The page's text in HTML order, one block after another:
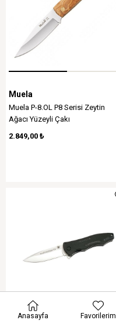
Muela
Muela P-8.OL P8 Serisi Zeytin
Ağacı Yüzeyli Çakı
2.849,00 ₺
Anasayfa Favorilerim